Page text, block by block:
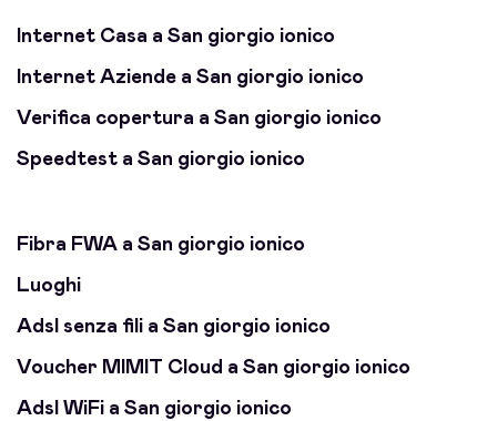
Internet Casa a San giorgio ionico
Internet Aziende a San giorgio ionico
Verifica copertura a San giorgio ionico
Speedtest a San giorgio ionico
Fibra FWA a San giorgio ionico
Luoghi
Adsl senza fili a San giorgio ionico
Voucher MIMIT Cloud a San giorgio ionico
Adsl WiFi a San giorgio ionico